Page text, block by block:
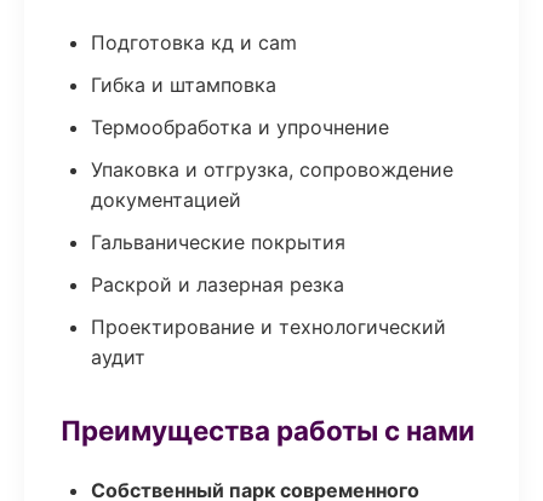
Подготовка кд и cam
Гибка и штамповка
Термообработка и упрочнение
Упаковка и отгрузка, сопровождение
документацией
Гальванические покрытия
Раскрой и лазерная резка
Проектирование и технологический
аудит
Преимущества работы с нами
Собственный парк современного